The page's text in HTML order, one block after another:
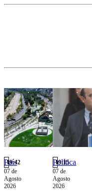
conjunto de
País
19:42
07 de
Agosto
2026
Política
19:15
07 de
Agosto
2026